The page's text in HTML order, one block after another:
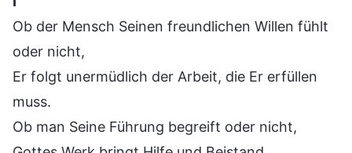
Ob der Mensch Seinen freundlichen Willen fühlt
oder nicht,
Er folgt unermüdlich der Arbeit, die Er erfüllen
muss.
Ob man Seine Führung begreift oder nicht,